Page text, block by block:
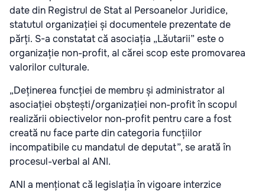
date din Registrul de Stat al Persoanelor Juridice,
statutul organizației și documentele prezentate de
părți. S-a constatat că asociația „Lăutarii” este o
organizație non-profit, al cărei scop este promovarea
valorilor culturale.
„Deținerea funcției de membru și administrator al
asociației obștești/organizației non-profit în scopul
realizării obiectivelor non-profit pentru care a fost
creată nu face parte din categoria funcțiilor
incompatibile cu mandatul de deputat”, se arată în
procesul-verbal al ANI.
ANI a menționat că legislația în vigoare interzice